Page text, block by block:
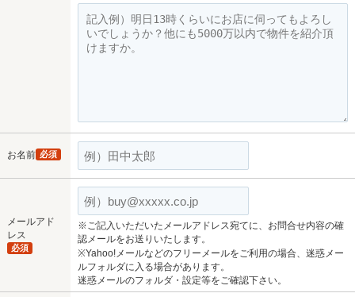
お名前 必須
メールアド
レス
必須
※ご記入いただいたメールアドレス宛てに、お問合せ内容の確
認メールをお送りいたします。
※Yahoo!メールなどのフリーメールをご利用の場合、迷惑メー
ルフォルダに入る場合があります。
迷惑メールのフォルダ・設定等をご確認下さい。